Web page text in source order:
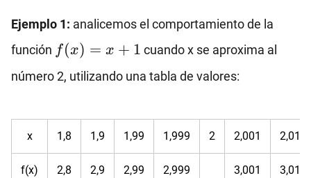
Ejemplo 1: analicemos el comportamiento de la
función f(x)=x+1
f(x) = x + 1 cuando x se aproxima al
número 2, utilizando una tabla de valores:
x 1,8 1,9 1,99 1,999 2 2,001 2,01
f(x) 2,8 2,9 2,99 2,999 3,001 3,01